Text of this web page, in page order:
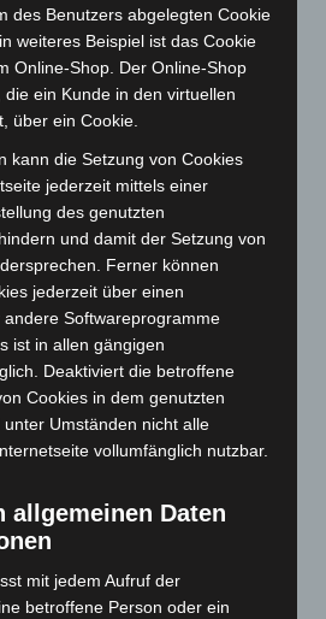
des Benutzers abgelegten Cookie
weiteres Beispiel ist das Cookie
Online-Shop. Der Online-Shop
die ein Kunde in den virtuellen
über ein Cookie.
kann die Setzung von Cookies
jederzeit mittels einer
des genutzten
und damit der Setzung von
Ferner können
jederzeit über einen
andere Softwareprogramme
ist in allen gängigen
Deaktiviert die betroffene
Cookies in dem genutzten
unter Umständen nicht alle
vollumfänglich nutzbar.
allgemeinen Daten
mit jedem Aufruf der
betroffene Person oder ein